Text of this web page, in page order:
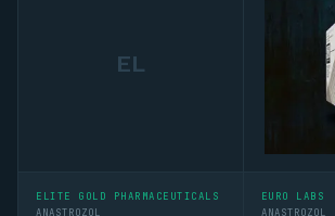
EL
ELITE GOLD PHARMACEUTICALS
ANASTROZOL
EURO LABS
ANASTROZOL